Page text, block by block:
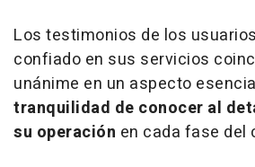
Los testimonios de los
confiado en sus servicios
unánime en un aspecto
tranquilidad de conocer al
su operación en cada fase del